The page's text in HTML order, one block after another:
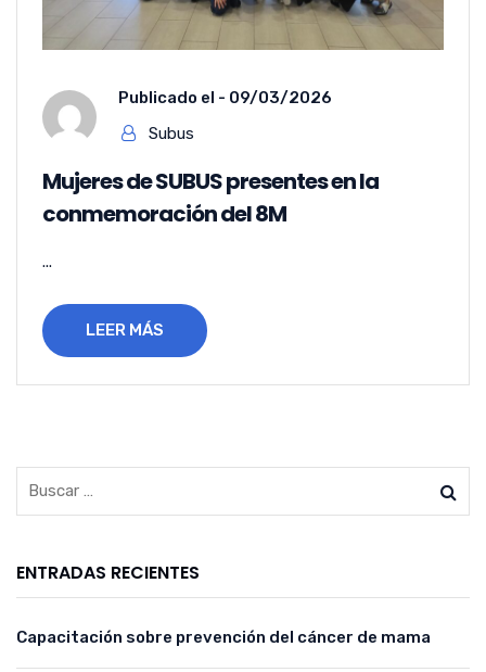
Publicado el - 09/03/2026
Subus
Mujeres de SUBUS presentes en la
conmemoración del 8M
...
LEER MÁS
ENTRADAS RECIENTES
Capacitación sobre prevención del cáncer de mama